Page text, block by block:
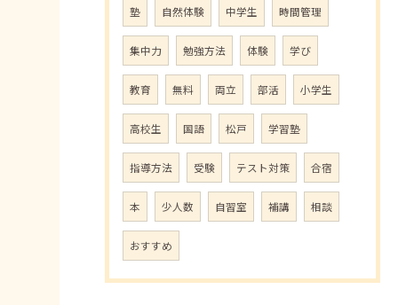
塾 自然体験 中学生 時間管理
集中力 勉強方法 体験 学び
教育 無料 両立 部活 小学生
高校生 国語 松戸 学習塾
指導方法 受験 テスト対策 合宿
本 少人数 自習室 補講 相談
おすすめ